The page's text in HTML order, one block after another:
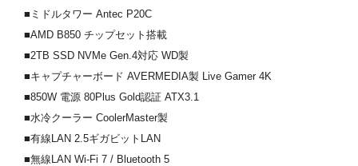
■ミドルタワー Antec P20C
■AMD B850 チップセット搭載
■2TB SSD NVMe Gen.4対応 WD製
■キャプチャーボード AVERMEDIA製 Live Gamer 4K
■850W 電源 80Plus Gold認証 ATX3.1
■水冷クーラー CoolerMaster製
■有線LAN 2.5ギガビットLAN
■無線LAN Wi-Fi 7 / Bluetooth 5